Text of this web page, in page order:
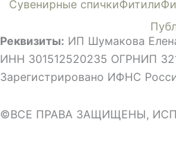
Сувенирные спичкиФитили
Реквизиты: ИП Шумакова
ИНН 301512520235 ОГРНИП
Зарегистрировано ИФНС
©ВСЕ ПРАВА ЗАЩИЩЕНЫ,